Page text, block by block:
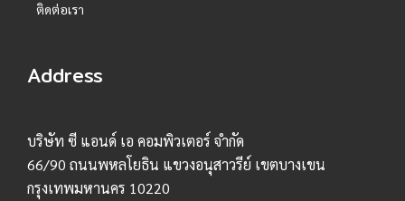
ติดต่อเรา
Address
บริษัท ซี แอนด์ เอ คอมพิวเตอร์ จำกัด
66/90 ถนนพหลโยธิน แขวงอนุสาวรีย์ เขตบางเขน
กรุงเทพมหานคร 10220